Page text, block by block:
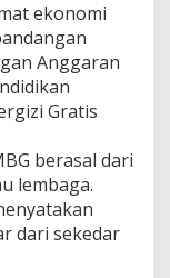
ekonomi
Anggaran
Gratis
berasal dari
lembaga.
dari sekedar